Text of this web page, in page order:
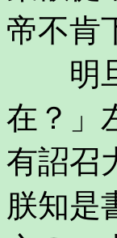
帝不肯
明旦
在？」
有詔召
朕知是